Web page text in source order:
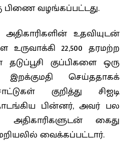
பிணை வழங்கப்பட்டது.
உதவியுடன்
22,500 தரமற்ற
குப்பிகளை ஒரு
இறக்குமதி செய்ததாகக்
குறித்து சிஐடி
பின்னர், அவர் பல
அதிகாரிகளுடன் கைது
வைக்கப்பட்டார்.